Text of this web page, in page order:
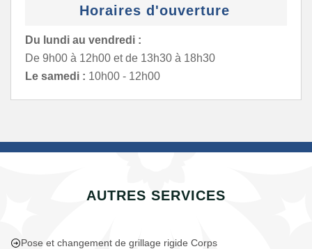
Horaires d'ouverture
Du lundi au vendredi :
De 9h00 à 12h00 et de 13h30 à 18h30
Le samedi : 10h00 - 12h00
AUTRES SERVICES
Pose et changement de grillage rigide Corps